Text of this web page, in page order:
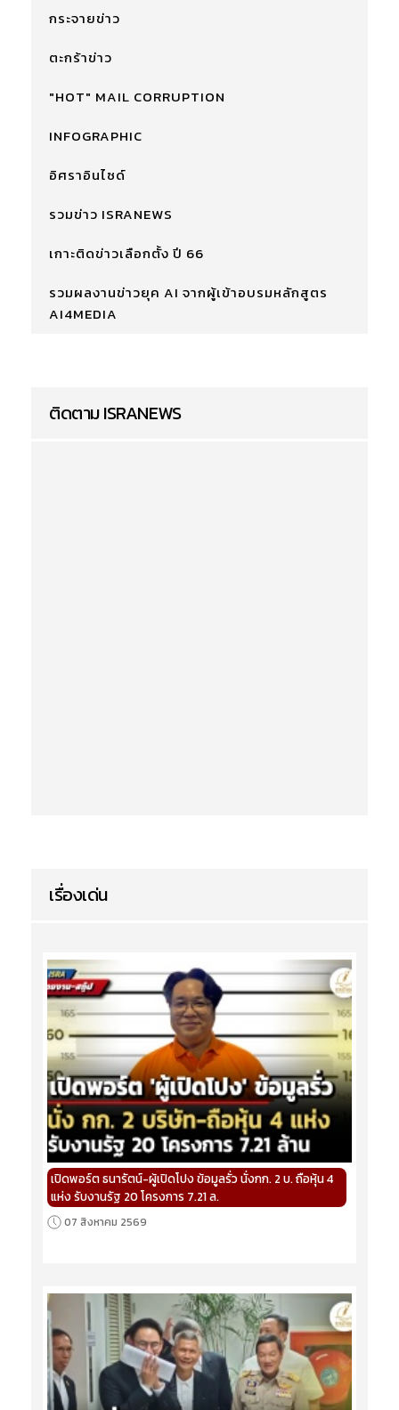
กระจายข่าว
ตะกร้าข่าว
"HOT" MAIL CORRUPTION
INFOGRAPHIC
อิศราอินไซด์
รวมข่าว ISRANEWS
เกาะติดข่าวเลือกตั้ง ปี 66
รวมผลงานข่าวยุค AI จากผู้เข้าอบรมหลักสูตร
AI4MEDIA
ติดตาม ISRANEWS
เรื่องเด่น
เปิดพอร์ต ธนารัตน์-ผู้เปิดโปง ข้อมูลรั่ว นั่งกก. 2 บ. ถือหุ้น 4
แห่ง รับงานรัฐ 20 โครงการ 7.21 ล.
07 สิงหาคม 2569